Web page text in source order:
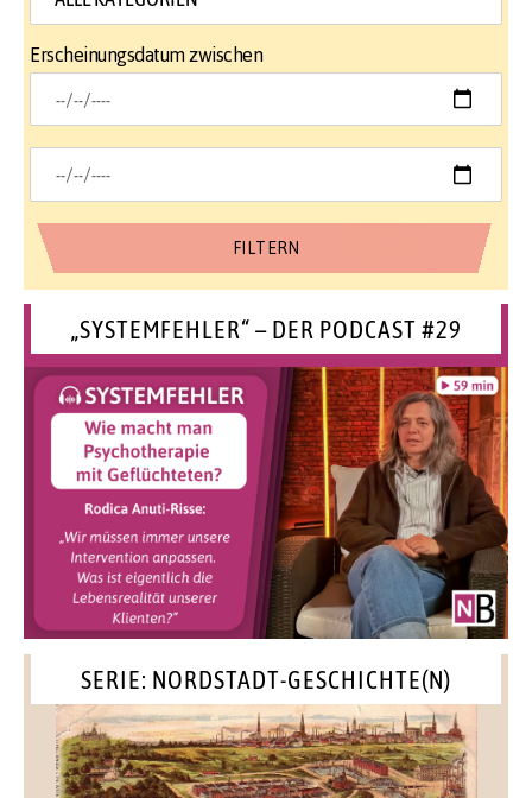
Erscheinungsdatum zwischen
„SYSTEMFEHLER“ – DER PODCAST #29
SERIE: NORDSTADT-GESCHICHTE(N)